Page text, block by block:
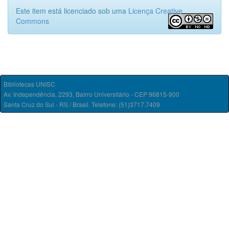
Este item está licenciado sob uma Licença Creative
Commons
Bibliotecas UNISC
Av. Independência, 2293, Bairro Universitário - CEP 96815-900
Santa Cruz do Sul - RS / Brasil. Telefone: (51)3717.7409